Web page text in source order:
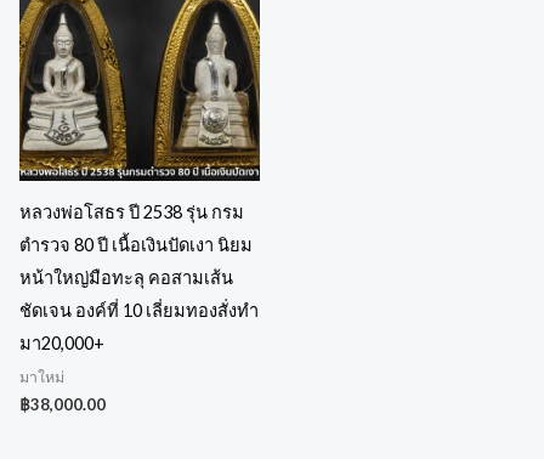
หลวงพ่อโสธร ปี 2538 รุ่น กรม
ตำรวจ 80 ปี เนื้อเงินปัดเงา นิยม
หน้าใหญ่มือทะลุ คอสามเส้น
ชัดเจน องค์ที่ 10 เลี่ยมทองสั่งทำ
มา20,000+
มาใหม่
฿38,000.00